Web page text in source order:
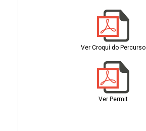
Ver Croquí do Percurso
Ver Permit